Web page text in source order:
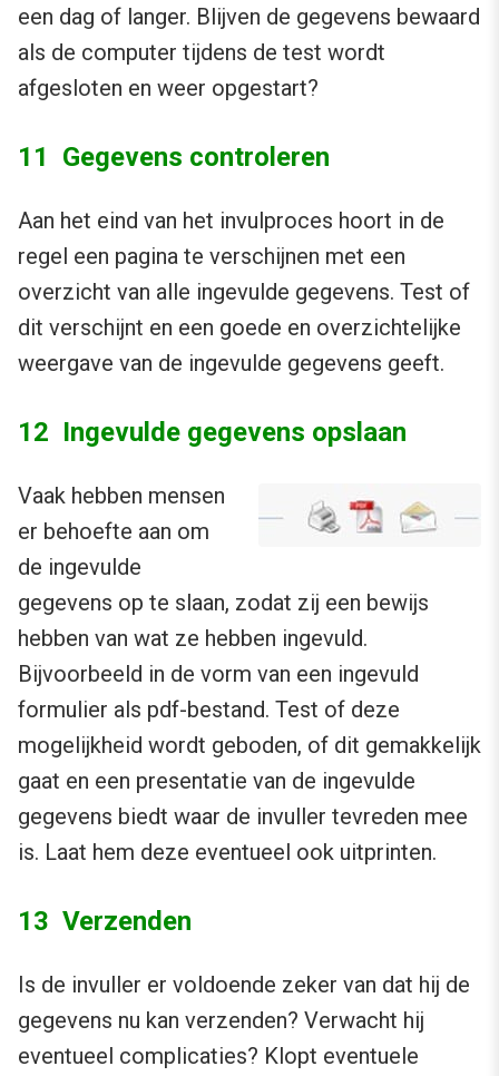
een dag of langer. Blijven de gegevens bewaard
als de computer tijdens de test wordt
afgesloten en weer opgestart?
11 Gegevens controleren
Aan het eind van het invulproces hoort in de
regel een pagina te verschijnen met een
overzicht van alle ingevulde gegevens. Test of
dit verschijnt en een goede en overzichtelijke
weergave van de ingevulde gegevens geeft.
12 Ingevulde gegevens opslaan
Vaak hebben mensen
er behoefte aan om
de ingevulde
gegevens op te slaan, zodat zij een bewijs
hebben van wat ze hebben ingevuld.
Bijvoorbeeld in de vorm van een ingevuld
formulier als pdf-bestand. Test of deze
mogelijkheid wordt geboden, of dit gemakkelijk
gaat en een presentatie van de ingevulde
gegevens biedt waar de invuller tevreden mee
is. Laat hem deze eventueel ook uitprinten.
13 Verzenden
Is de invuller er voldoende zeker van dat hij de
gegevens nu kan verzenden? Verwacht hij
eventueel complicaties? Klopt eventuele